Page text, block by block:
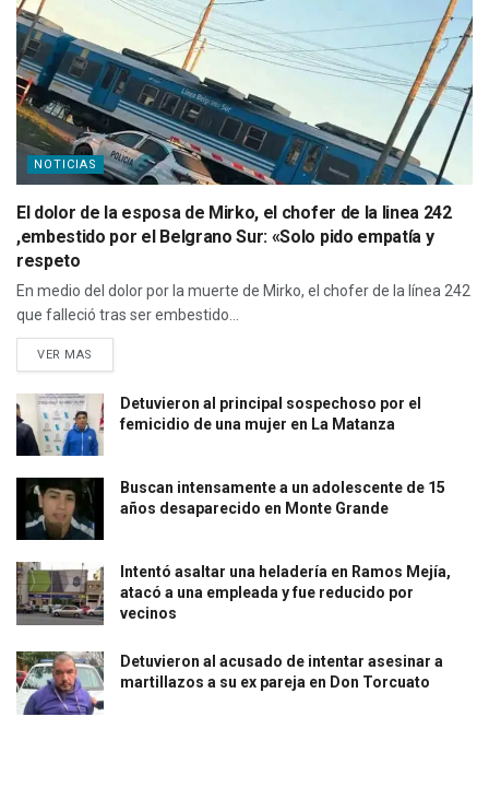
NOTICIAS
El dolor de la esposa de Mirko, el chofer de la linea 242
,embestido por el Belgrano Sur: «Solo pido empatía y
respeto
En medio del dolor por la muerte de Mirko, el chofer de la línea 242
que falleció tras ser embestido...
VER MAS
Detuvieron al principal sospechoso por el
femicidio de una mujer en La Matanza
Buscan intensamente a un adolescente de 15
años desaparecido en Monte Grande
Intentó asaltar una heladería en Ramos Mejía,
atacó a una empleada y fue reducido por
vecinos
Detuvieron al acusado de intentar asesinar a
martillazos a su ex pareja en Don Torcuato